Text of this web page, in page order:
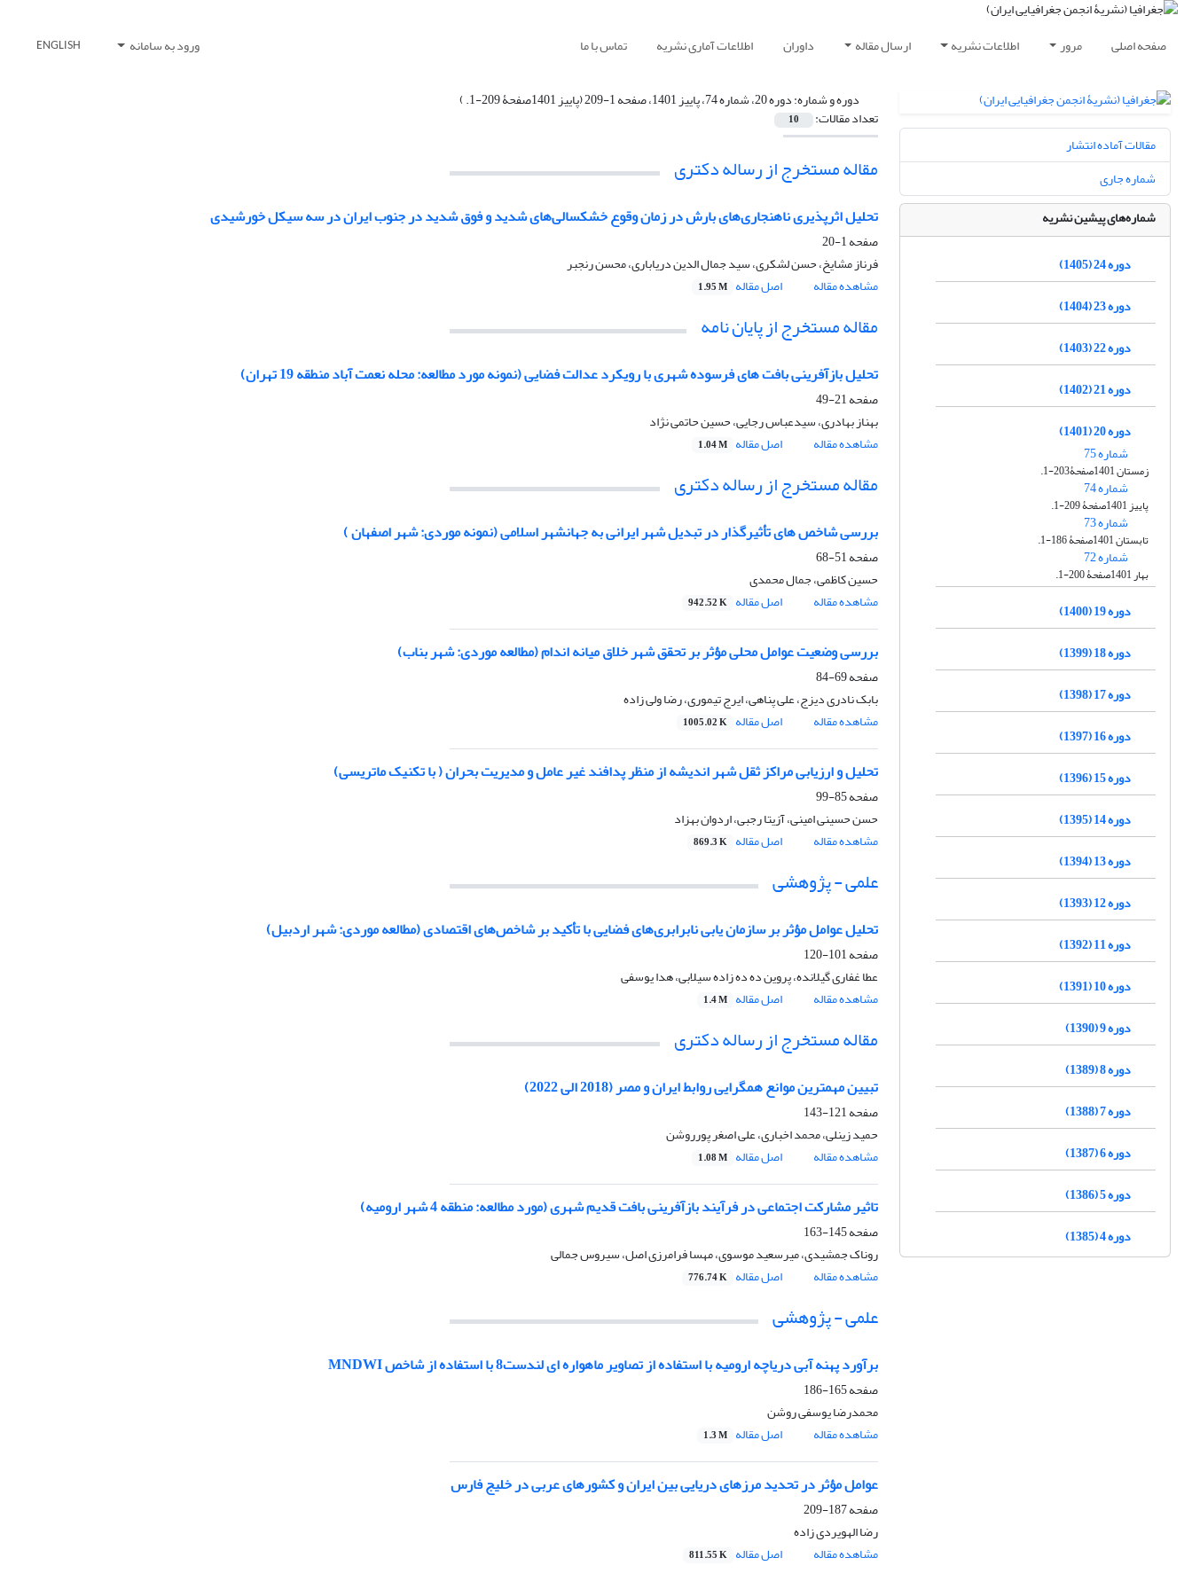
صفحه اصلی مرور اطلاعات نشریه ارسال مقاله داوران اطلاعات آماری نشریه تماس با ما ورود به سامانه ENGLISH
دوره و شماره:دوره 20، شماره 74، پاییز 1401، صفحه 1-209 (پاییز 1401صفحۀ 209-1. )
تعداد مقالات: 10
مقاله مستخرج از رساله دکتری
تحلیل اثرپذیری ناهنجاری‌های بارش در زمان وقوع خشکسالی‌های شدید و فوق شدید در جنوب ایران در سه سیکل خورشیدی
صفحه1-20
فرناز مشایخ، حسن لشکری، سید جمال الدین دریاباری، محسن رنجبر
مشاهده مقاله
اصل مقاله 1.95 M
مقاله مستخرج از پایان نامه
تحلیل بازآفرینی بافت های فرسوده شهری با رویکرد عدالت فضایی (نمونه مورد مطالعه: محله نعمت آباد منطقه 19 تهران)
صفحه21-49
بهناز بهادری، سیدعباس رجایی، حسین حاتمی نژاد
مشاهده مقاله
اصل مقاله 1.04 M
مقاله مستخرج از رساله دکتری
بررسی شاخص های تأثیرگذار در تبدیل شهر ایرانی به جهانشهر اسلامی (نمونه موردی: شهر اصفهان )
صفحه51-68
حسین کاظمی، جمال محمدی
مشاهده مقاله
اصل مقاله 942.52 K
بررسی وضعیت عوامل محلی مؤثر بر تحقق شهر خلاق میانه اندام (مطالعه موردی: شهر بناب)
صفحه69-84
بابک نادری دیزج، علی پناهی، ایرج تیموری، رضا ولی زاده
مشاهده مقاله
اصل مقاله 1005.02 K
تحلیل و ارزیابی مراکز ثقل شهر اندیشه از منظر پدافند غیر عامل و مدیریت بحران ( با تکنیک ماتریسی)
صفحه85-99
حسن حسینی امینی، آزیتا رجبی، اردوان بهزاد
مشاهده مقاله
اصل مقاله 869.3 K
علمی - پژوهشی
تحلیل عوامل مؤثر بر سازمان یابی نابرابری‌های فضایی با تأکید بر شاخص‌های اقتصادی (مطالعه موردی: شهر اردبیل)
صفحه101-120
عطا غفاری گیلانده، پروین ده ده زاده سیلابی، هدا یوسفی
مشاهده مقاله
اصل مقاله 1.4 M
مقاله مستخرج از رساله دکتری
تبیین مهمترین موانع همگرایی روابط ایران و مصر (2018 الی 2022)
صفحه121-143
حمید زینلی، محمد اخباری، علی اصغر پورروشن
مشاهده مقاله
اصل مقاله 1.08 M
تاثیر مشارکت اجتماعی در فرآیند بازآفرینی بافت قدیم شهری (مورد مطالعه: منطقه 4 شهر ارومیه)
صفحه145-163
روناک جمشیدی، میرسعید موسوی، مهسا فرامرزی اصل، سیروس جمالی
مشاهده مقاله
اصل مقاله 776.74 K
علمی - پژوهشی
برآورد پهنه آبی دریاچه ارومیه با استفاده از تصاویر ماهواره ای لندست8 با استفاده از شاخص MNDWI
صفحه165-186
محمدرضا یوسفی روشن
مشاهده مقاله
اصل مقاله 1.3 M
عوامل مؤثر در تحدید مرزهای دریایی بین ایران و کشورهای عربی در خلیج فارس
صفحه187-209
رضا الهویردی زاده
مشاهده مقاله
اصل مقاله 811.55 K
مقالات آماده انتشار
شماره جاری
شماره‌های پیشین نشریه
دوره 24 (1405)
دوره 23 (1404)
دوره 22 (1403)
دوره 21 (1402)
دوره 20 (1401)
شماره 75
زمستان 1401صفحۀ203-1.
شماره 74
پاییز 1401صفحۀ 209-1.
شماره 73
تابستان 1401صفحۀ 186-1.
شماره 72
بهار 1401صفحۀ 200-1.
دوره 19 (1400)
دوره 18 (1399)
دوره 17 (1398)
دوره 16 (1397)
دوره 15 (1396)
دوره 14 (1395)
دوره 13 (1394)
دوره 12 (1393)
دوره 11 (1392)
دوره 10 (1391)
دوره 9 (1390)
دوره 8 (1389)
دوره 7 (1388)
دوره 6 (1387)
دوره 5 (1386)
دوره 4 (1385)